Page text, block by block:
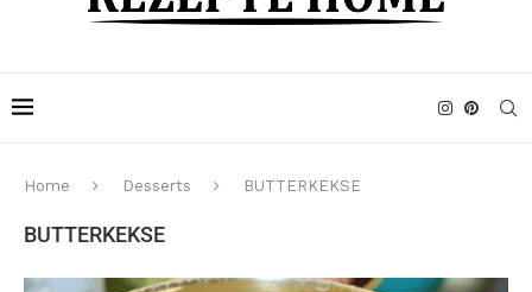
Home Desserts BUTTERKEKSE
BUTTERKEKSE